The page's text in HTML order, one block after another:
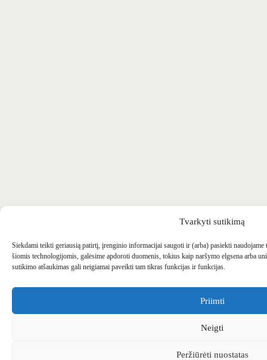
Tvarkyti sutikimą
Siekdami teikti geriausią patirtį, įrenginio informacijai saugoti ir (arba) pasiekti
šiomis technologijomis, galėsime apdoroti duomenis, tokius kaip naršymo elgsena arba
sutikimo atšaukimas gali neigiamai paveikti tam tikras funkcijas ir funkcijas.
Priimti
Neigti
Peržiūrėti nuostatas